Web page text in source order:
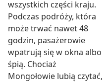
wszystkich części kraju.
Podczas podróży, która
może trwać nawet 48
godzin, pasażerowie
wpatrują się w okna albo
śpią. Chociaż
Mongołowie lubią czytać,